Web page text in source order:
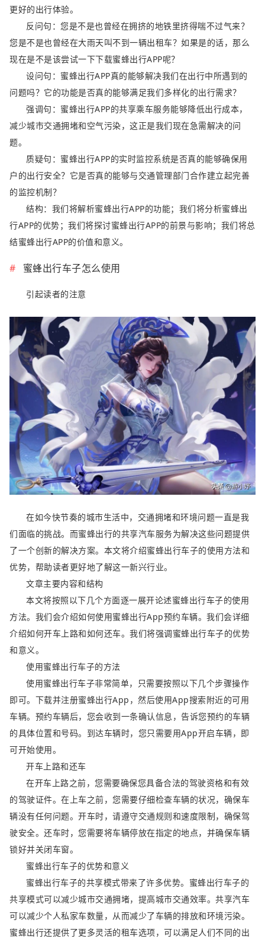
更好的出行体验。
反问句：您是不是也曾经在拥挤的地铁里挤得喘不过气来？
您是不是也曾经在大雨天叫不到一辆出租车？如果是的话，那么
现在是不是该尝试一下下载蜜蜂出行APP呢？
设问句：蜜蜂出行APP真的能够解决我们在出行中所遇到的
问题吗？它的功能是否真的能够满足我们多样化的出行需求？
强调句：蜜蜂出行APP的共享乘车服务能够降低出行成本，
减少城市交通拥堵和空气污染，这正是我们现在急需解决的问
题。
质疑句：蜜蜂出行APP的实时监控系统是否真的能够确保用
户的出行安全？它是否真的能够与交通管理部门合作建立起完善
的监控机制？
结构：我们将解析蜜蜂出行APP的功能；我们将分析蜜蜂出
行APP的优势；我们将探讨蜜蜂出行APP的前景与影响；我们将总
结蜜蜂出行APP的价值和意义。
蜜蜂出行车子怎么使用
引起读者的注意
在如今快节奏的城市生活中，交通拥堵和环境问题一直是我
们面临的挑战。而蜜蜂出行的共享汽车服务为解决这些问题提供
了一个创新的解决方案。本文将介绍蜜蜂出行车子的使用方法和
优势，帮助读者更好地了解这一新兴行业。
文章主要内容和结构
本文将按照以下几个方面逐一展开论述蜜蜂出行车子的使用
方法。我们会介绍如何使用蜜蜂出行App预约车辆。我们会详细
介绍如何开车上路和如何还车。我们将强调蜜蜂出行车子的优势
和意义。
使用蜜蜂出行车子的方法
使用蜜蜂出行车子非常简单，只需要按照以下几个步骤操作
即可。下载并注册蜜蜂出行App，然后使用App搜索附近的可用
车辆。预约车辆后，您会收到一条确认信息，告诉您预约的车辆
的具体位置和号码。到达车辆时，您只需要用App开启车辆，即
可开始使用。
开车上路和还车
在开车上路之前，您需要确保您具备合法的驾驶资格和有效
的驾驶证件。在上车之前，您需要仔细检查车辆的状况，确保车
辆没有任何问题。开车时，请遵守交通规则和速度限制，确保驾
驶安全。还车时，您需要将车辆停放在指定的地点，并确保车辆
锁好并关闭车窗。
蜜蜂出行车子的优势和意义
蜜蜂出行车子的共享模式带来了许多优势。蜜蜂出行车子的
共享模式可以减少城市交通拥堵，提高城市交通效率。共享汽车
可以减少个人私家车数量，从而减少了车辆的排放和环境污染。
蜜蜂出行还提供了更多灵活的租车选项，可以满足人们不同的出